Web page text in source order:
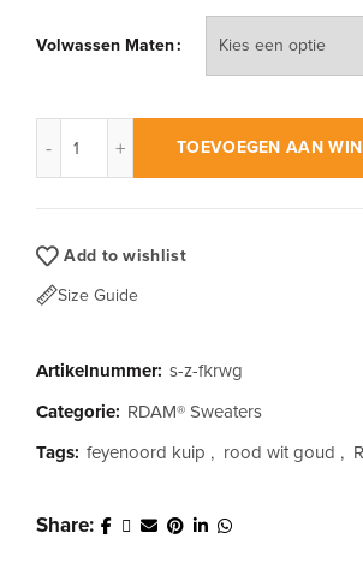
Volwassen Maten
TOEVOEGEN AAN
Add to wishlist
Size Guide
Artikelnummer: s-z-fkrwg
Categorie: RDAM® Sweaters
Tags: feyenoord kuip , rood wit goud ,
Share